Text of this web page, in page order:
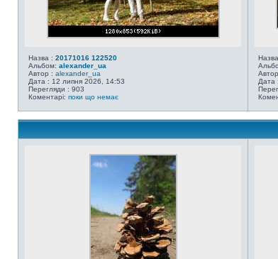
Назва : 20171016 122520
Альбом: alexander_ua
Автор : alexander_ua
Дата : 12 липня 2026, 14:53
Перегляди : 903
Коментарі: поки що немає
Дата